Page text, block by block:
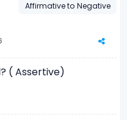
Affirmative to Negative
( Assertive)